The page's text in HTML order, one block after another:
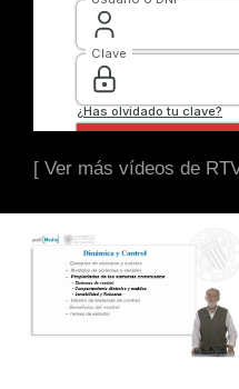
[ Ver más vídeos de